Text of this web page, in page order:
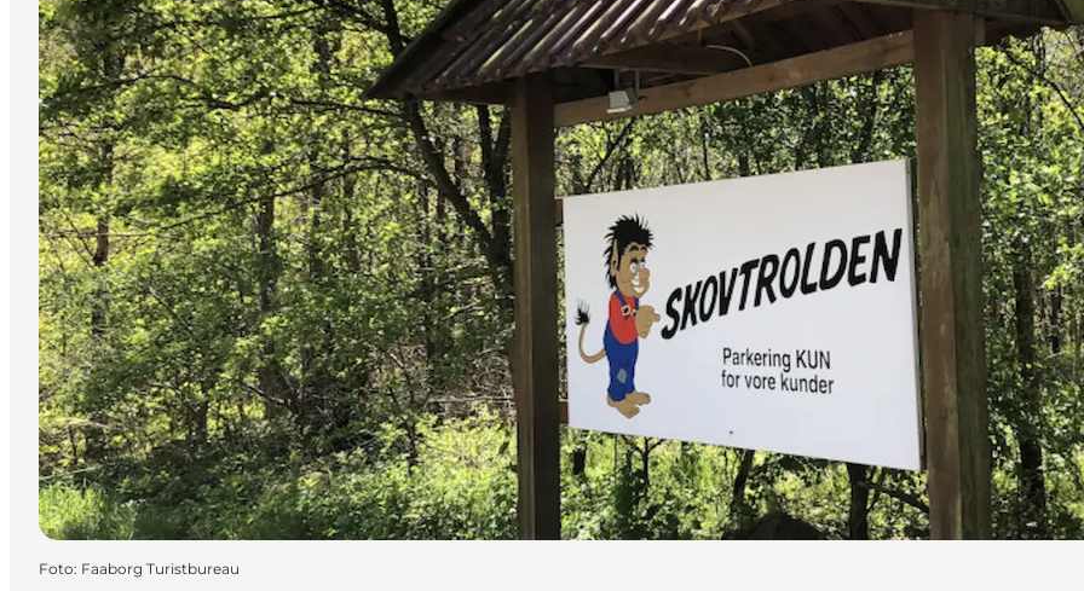
Unterkünfte
Reiseplanung
Foto: Faaborg Turistbureau